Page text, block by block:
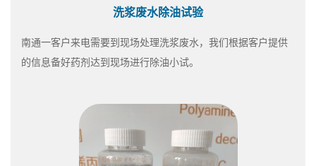
洗浆废水除油试验
南通一客户来电需要到现场处理洗浆废水，我们根据客户提供
的信息备好药剂达到现场进行除油小试。